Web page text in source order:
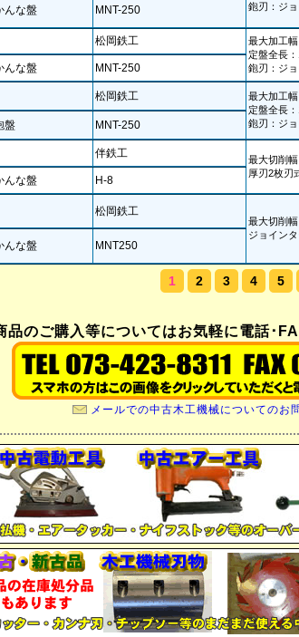
鉋刃：ジ
んな盤 MNT-250
松岡鉄工
最大加工
定盤全長
鉋刃：ジ
んな盤 MNT-250
松岡鉄工
最大加工
定盤全長
鉋刃：ジ
盤 MNT-250
伴鉄工
最大切削
厚刃2枚刃
んな盤 H-8
松岡鉄工
最大切削
ジョイン
んな盤 MNT250
1 2 3 4 5
品のご購入等についてはお気軽に電話･
メールでの中古木工機械についてのお